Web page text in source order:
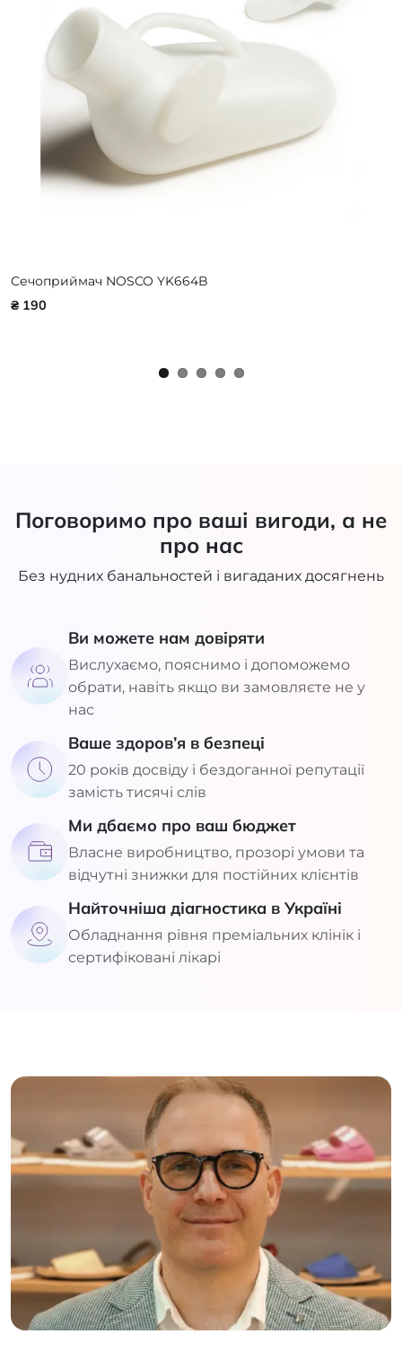
Сечоприймач NOSCO YK664B
₴ 190
Поговоримо про ваші вигоди, а не
про нас
Без нудних банальностей і вигаданих досягнень
Ви можете нам довіряти
Вислухаємо, пояснимо і допоможемо
обрати, навіть якщо ви замовляєте не у
нас
Ваше здоров’я в безпеці
20 років досвіду і бездоганної репутації
замість тисячі слів
Ми дбаємо про ваш бюджет
Власне виробництво, прозорі умови та
відчутні знижки для постійних клієнтів
Найточніша діагностика в Україні
Обладнання рівня преміальних клінік і
сертифіковані лікарі